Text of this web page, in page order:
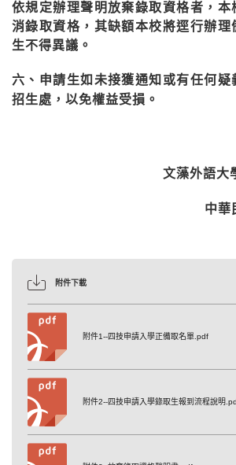
依規定辦理聲明放棄錄取資格者，本
消錄取資格，其缺額本校將逕行辦理
生不得異議。
六 、 申請生如未接獲通知或有任何疑
招生處，以免權益受損。
文藻外語大
中華
附件下載
附件1--四技申請入學正備取名單.pdf
附件2--四技申請入學錄取生報到流程說明